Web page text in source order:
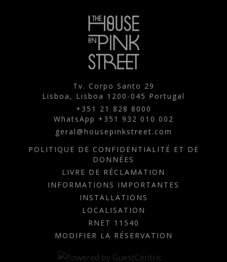
Tv. Corpo Santo 29
Lisboa, Lisboa 1200-045 Portugal
+351 21 828 8000
WhatsApp +351 932 010 002
geral@housepinkstreet.com
POLITIQUE DE CONFIDENTIALITÉ ET DE
DONNÉES
LIVRE DE RÉCLAMATION
INFORMATIONS IMPORTANTES
INSTALLATIONS
LOCALISATION
RNET 11540
MODIFIER LA RÉSERVATION